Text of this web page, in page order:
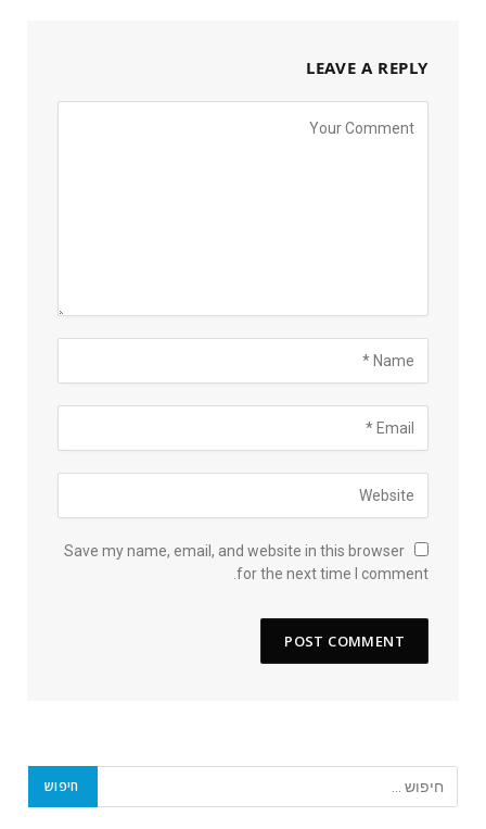
LEAVE A REPLY
Save my name, email, and website in this browser
for the next time I comment.